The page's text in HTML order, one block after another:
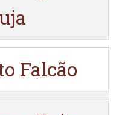
Falcão